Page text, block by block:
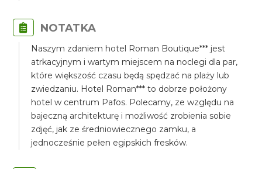
NOTATKA
Naszym zdaniem hotel Roman Boutique*** jest
atrkacyjnym i wartym miejscem na noclegi dla par,
które większość czasu będą spędzać na plaży lub
zwiedzaniu. Hotel Roman*** to dobrze położony
hotel w centrum Pafos. Polecamy, ze względu na
bajeczną architekturę i możliwość zrobienia sobie
zdjęć, jak ze średniowiecznego zamku, a
jednocześnie pełen egipskich fresków.